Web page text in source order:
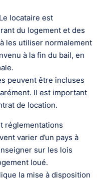
locataire est
du logement et des
les utiliser normalement
à la fin du bail, en
peuvent être incluses
Il est important
de location.
réglementations
varier d’un pays à
sur les lois
loué.
la mise à disposition